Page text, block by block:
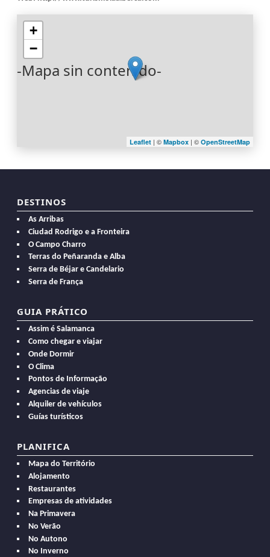
-Mapa sin contenido-
+
−
Leaflet| © Mapbox | © OpenStreetMap
DESTINOS
As Arribas
Ciudad Rodrigo e a Fronteira
O Campo Charro
Terras do Peñaranda e Alba
Serra de Béjar e Candelario
Serra de França
GUIA PRÁTICO
Assim é Salamanca
Como chegar e viajar
Onde Dormir
O Clima
Pontos de Informação
Agencias de viaje
Alquiler de vehículos
Guías turísticos
PLANIFICA
Mapa do Território
Alojamento
Restaurantes
Empresas de atividades
Na Primavera
No Verão
No Autono
No Inverno